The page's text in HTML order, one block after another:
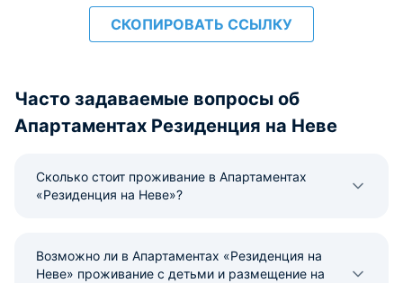
СКОПИРОВАТЬ ССЫЛКУ
Часто задаваемые вопросы об
Апартаментах Резиденция на Неве
Сколько стоит проживание в Апартаментах
«Резиденция на Неве»?
Возможно ли в Апартаментах «Резиденция на
Неве» проживание с детьми и размещение на